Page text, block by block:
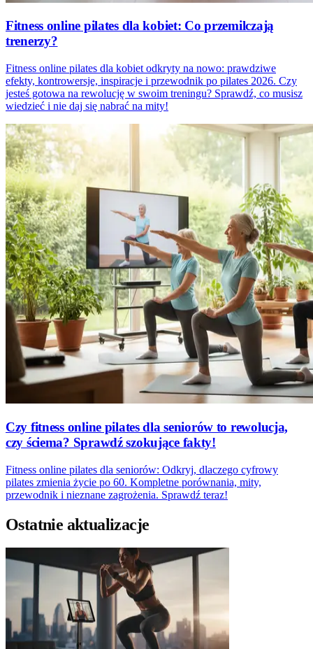
Fitness online pilates dla kobiet: Co przemilczają
trenerzy?
Fitness online pilates dla kobiet odkryty na nowo: prawdziwe
efekty, kontrowersje, inspiracje i przewodnik po pilates 2026. Czy
jesteś gotowa na rewolucję w swoim treningu? Sprawdź, co musisz
wiedzieć i nie daj się nabrać na mity!
Czy fitness online pilates dla seniorów to rewolucja,
czy ściema? Sprawdź szokujące fakty!
Fitness online pilates dla seniorów: Odkryj, dlaczego cyfrowy
pilates zmienia życie po 60. Kompletne porównania, mity,
przewodnik i nieznane zagrożenia. Sprawdź teraz!
Ostatnie aktualizacje